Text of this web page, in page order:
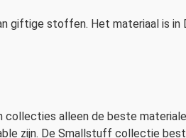
giftige stoffen. Het materiaal is
alleen de beste
zijn. De Smallstuff collectie